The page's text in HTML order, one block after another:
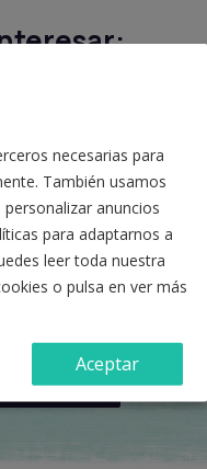
eficiente?
(simulacro
más?
necesarias para
También usamos
anuncios
para adaptarnos a
leer toda nuestra
o pulsa en ver más
Aceptar